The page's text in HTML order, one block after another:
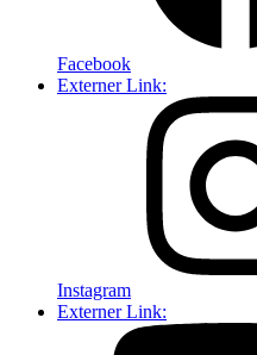
Facebook
Externer Link:
Instagram
Externer Link: